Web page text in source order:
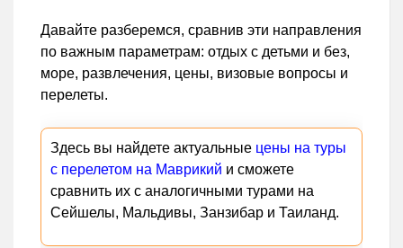
Давайте разберемся, сравнив эти направления
по важным параметрам: отдых с детьми и без,
море, развлечения, цены, визовые вопросы и
перелеты.
Здесь вы найдете актуальные цены на туры
с перелетом на Маврикий и сможете
сравнить их с аналогичными турами на
Сейшелы, Мальдивы, Занзибар и Таиланд.